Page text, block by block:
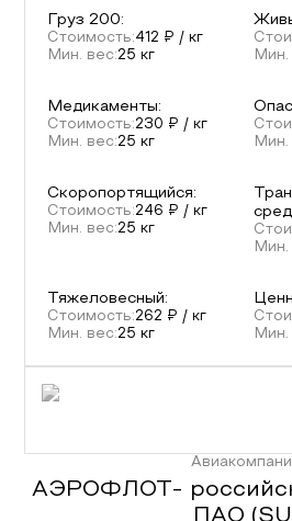
Груз 200:
Стоимость:412 ₽ / кг
Мин. вес:25 кг
Мин.
Медикаменты:
Стоимость:230 ₽ / кг
Мин. вес:25 кг
Мин.
Скоропортящийся:
Стоимость:246 ₽ / кг
Мин. вес:25 кг
Мин.
Тяжеловесный:
Стоимость:262 ₽ / кг
Мин. вес:25 кг
Мин.
АЭРОФЛОТ-
ПАО (SU